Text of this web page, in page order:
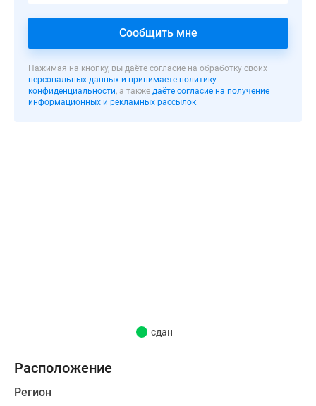
три
корпуса
высотой
311
189
Сообщить мне
Нажимая на кнопку, вы даёте согласие на обработку своих
персональных данных и принимаете политику
конфиденциальности, а также даёте согласие на получение
информационных и рекламных рассылок
сдан
Расположение
Регион